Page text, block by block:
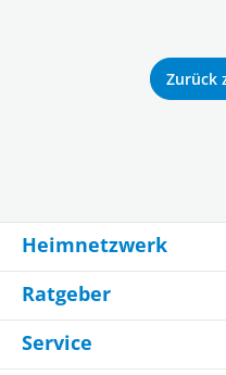
Zurück
Heimnetzwerk
Ratgeber
Service